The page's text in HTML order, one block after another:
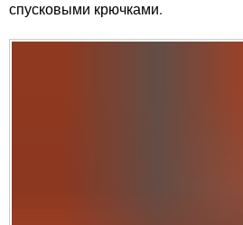
спусковыми крючками.